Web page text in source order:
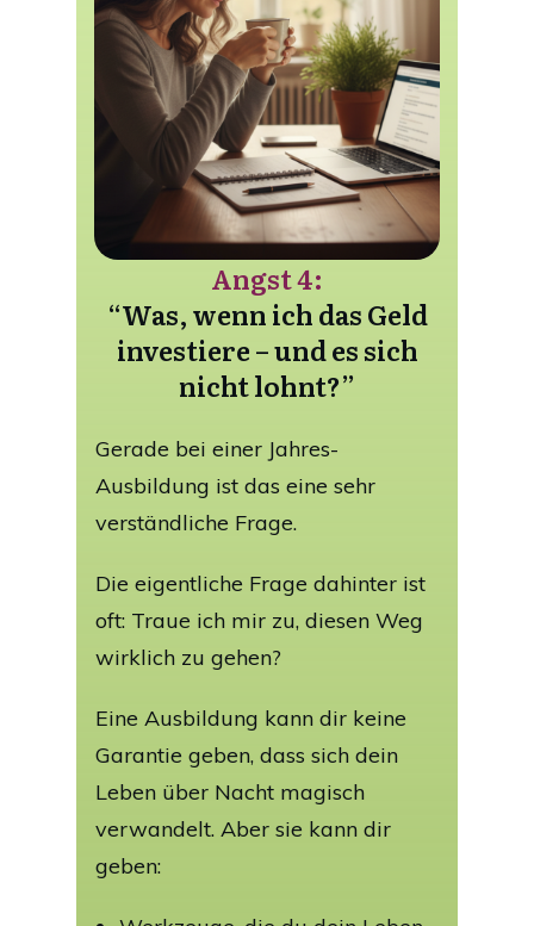
Angst 4:
“Was, wenn ich das Geld
investiere – und es sich
nicht lohnt?”
Gerade bei einer Jahres-
Ausbildung ist das eine sehr
verständliche Frage.
Die eigentliche Frage dahinter ist
oft: Traue ich mir zu, diesen Weg
wirklich zu gehen?
Eine Ausbildung kann dir keine
Garantie geben, dass sich dein
Leben über Nacht magisch
verwandelt. Aber sie kann dir
geben: